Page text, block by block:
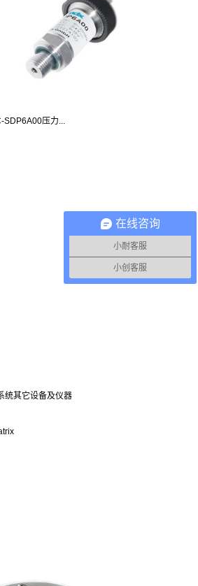
SDP6A00压力...
统其它设备及仪器
在线咨询
小耐客服
小创客服